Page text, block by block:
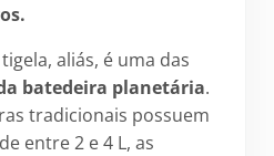
aliás, é uma das
batedeira planetária.
tradicionais possuem
entre 2 e 4 L, as